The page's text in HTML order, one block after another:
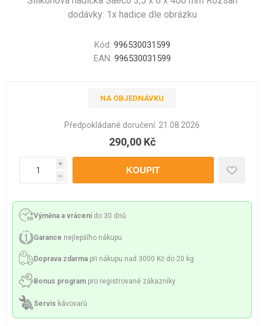
dodávky: 1x hadice dle obrázku
Kód: 996530031599
EAN: 996530031599
NA OBJEDNÁVKU
Předpokládané doručení: 21.08.2026
290,00 Kč
i
h
Výměna a vrácení do 30 dnů
Garance nejlepšího nákupu
Doprava zdarma při nákupu nad 3000 Kč do 20 kg
Bonus program pro registrované zákazníky
Servis kávovarů